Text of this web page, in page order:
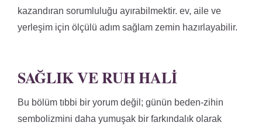
kazandıran sorumluluğu ayırabilmektir. ev, aile ve
yerleşim için ölçülü adım sağlam zemin hazırlayabilir.
SAĞLIK VE RUH HALI
Bu bölüm tıbbi bir yorum değil; günün beden-zihin
sembolizmini daha yumuşak bir farkındalık olarak